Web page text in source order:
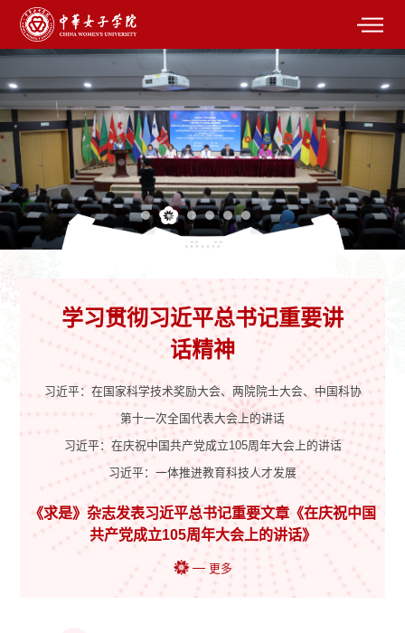
学习贯彻习近平总书记重要讲
话精神
习近平：在国家科学技术奖励大会、两院院士大会、中国科协
第十一次全国代表大会上的讲话
习近平：在庆祝中国共产党成立105周年大会上的讲话
习近平：一体推进教育科技人才发展
《求是》杂志发表习近平总书记重要文章《在庆祝中国
共产党成立105周年大会上的讲话》
更多